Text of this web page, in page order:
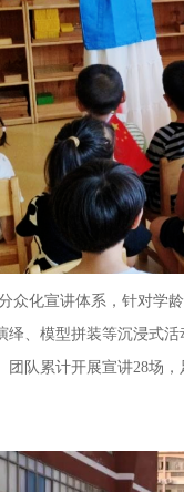
分众化宣讲体系，针对
、模型拼装等沉浸式
队累计开展宣讲28场